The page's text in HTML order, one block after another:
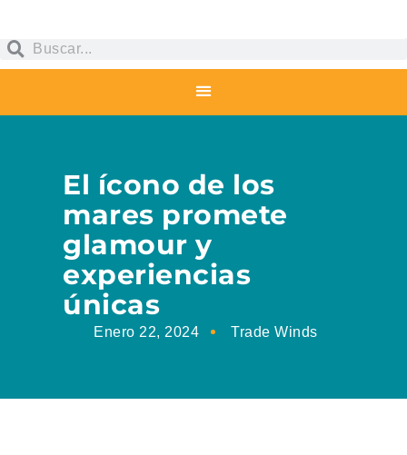
El ícono de los
mares promete
glamour y
experiencias
únicas
Enero 22, 2024 Trade Winds